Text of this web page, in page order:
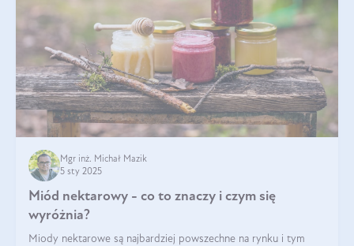
Mgr inż. Michał Mazik
5 sty 2025
Miód nektarowy - co to znaczy i czym się
wyróżnia?
Miody nektarowe są najbardziej powszechne na rynku i tym